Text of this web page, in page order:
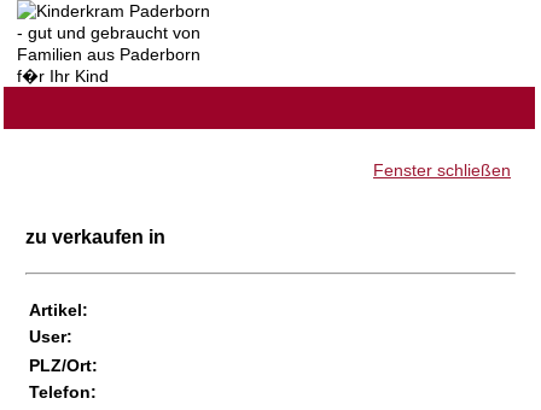
Fenster schließen
zu verkaufen in
Artikel:
User:
PLZ/Ort:
Telefon: